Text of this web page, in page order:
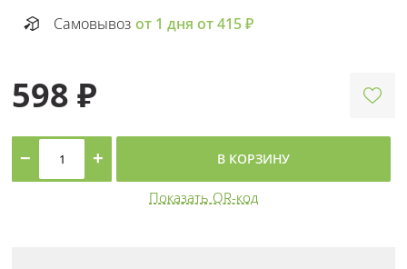
Самовывоз от 1 дня от 415 ₽
598 ₽
− + В КОРЗИНУ
Показать QR-код